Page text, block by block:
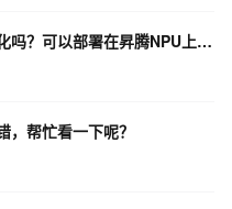
modelscope-funasr模型可以国产化吗？可以部署在昇腾NPU上吗？
帮忙看一下呢？